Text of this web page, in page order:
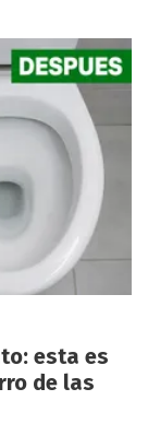
esta es
de las